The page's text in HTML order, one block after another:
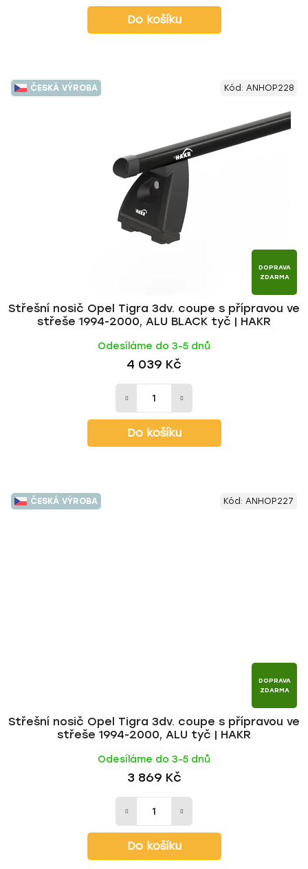
Do košíku
ČESKÁ VÝROBA
DOPRAVA
ZDARMA
Střešní nosič Opel Tigra 3dv. coupe s přípravou ve
střeše 1994-2000, ALU BLACK tyč | HAKR
Odesíláme do 3-5 dnů
4 039 Kč
Do košíku
Kód: ANHOP228
ČESKÁ VÝROBA
DOPRAVA
ZDARMA
Střešní nosič Opel Tigra 3dv. coupe s přípravou ve
střeše 1994-2000, ALU tyč | HAKR
Odesíláme do 3-5 dnů
3 869 Kč
Do košíku
Kód: ANHOP227